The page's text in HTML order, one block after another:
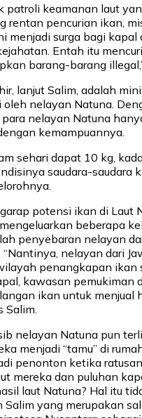
patroli keamanan laut
rentan pencurian ikan,
menjadi surga bagi kapal
Entah itu
barang-barang
lanjut Salim, adalah
nelayan Natuna.
nelayan Natuna
kemampuannya.
sehari dapat 10 kg,
saudara-saudara
potensi ikan di Laut
beberapa
penyebaran nelayan
“Nantinya, nelayan dari
penangkapan ikan
kawasan pemukiman
ikan untuk menjual
Salim.
nelayan Natuna pun
menjadi “tamu” di
penonton ketika
mereka dan puluhan
laut Natuna? Hal itu
Salim yang merupakan